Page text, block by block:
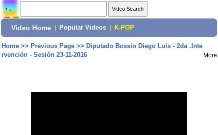
Video Home Popular Videos K-POP
Home>> Previous Page>> Diputado Bossio Diego Luis - 2da .Inte
rvención - Sesión 23-11-2016
More